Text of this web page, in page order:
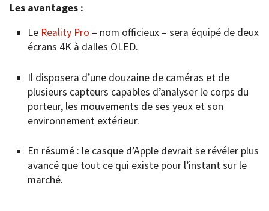
Les avantages :
Le Reality Pro – nom officieux – sera équipé de deux
écrans 4K à dalles OLED.
Il disposera d’une douzaine de caméras et de
plusieurs capteurs capables d’analyser le corps du
porteur, les mouvements de ses yeux et son
environnement extérieur.
En résumé : le casque d’Apple devrait se révéler plus
avancé que tout ce qui existe pour l’instant sur le
marché.